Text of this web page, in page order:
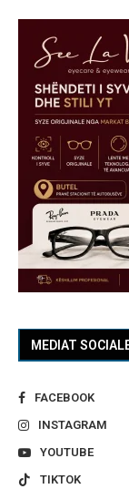
MEDIAT
FACEBOOK
INSTAGRAM
YOUTUBE
TIKTOK